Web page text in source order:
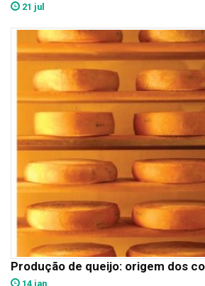
21 jul
Produção de queijo: origem dos
14 jan